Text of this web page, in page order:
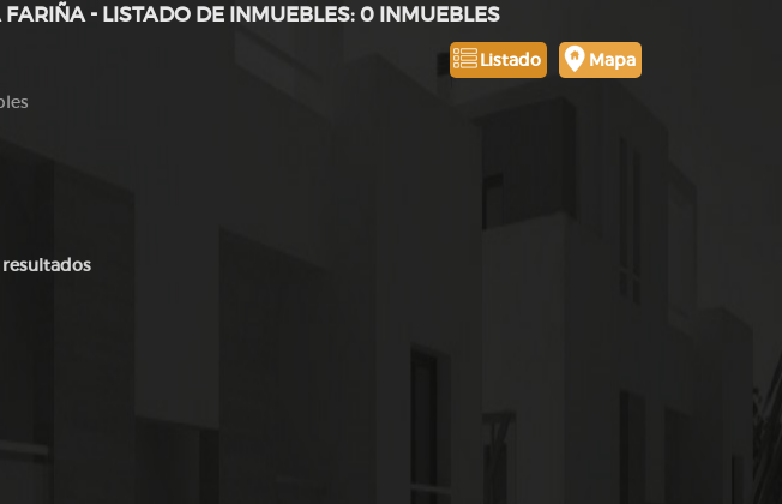
- LISTADO DE INMUEBLES: 0 INMUEBLES
Mapa
Listado